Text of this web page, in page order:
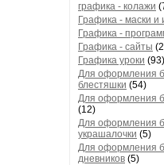
графика - колажи
Графика - маски и
Графика -
Графика - сайты
Графика уроки (93)
Для оформления
блестяшки (54)
Для оформления
(12)
Для оформления
украшалочки (5)
Для оформления
дневников (5)